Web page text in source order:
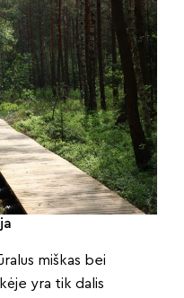
miškas bei
yra tik dalis